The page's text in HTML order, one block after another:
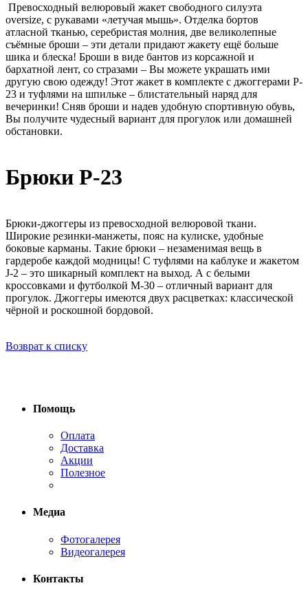
Превосходный велюровый жакет свободного силуэта
oversize, с рукавами «летучая мышь». Отделка бортов
атласной тканью, серебристая молния, две великолепные
съёмные броши – эти детали придают жакету ещё больше
шика и блеска! Броши в виде бантов из корсажной и
бархатной лент, со стразами – Вы можете украшать ими
другую свою одежду! Этот жакет в комплекте с джоггерами P-
23 и туфлями на шпильке – блистательный наряд для
вечеринки! Сняв броши и надев удобную спортивную обувь,
Вы получите чудесный вариант для прогулок или домашней
обстановки.
Брюки P-23
Брюки-джоггеры из превосходной велюровой ткани.
Широкие резинки-манжеты, пояс на кулиске, удобные
боковые карманы. Такие брюки – незаменимая вещь в
гардеробе каждой модницы! С туфлями на каблуке и жакетом
J-2 – это шикарный комплект на выход. А с белыми
кроссовками и футболкой М-30 – отличный вариант для
прогулок. Джоггеры имеются двух расцветках: классической
чёрной и роскошной бордовой.
Возврат к списку
Помощь
Оплата
Доставка
Акции
Полезное
Медиа
Фотогалерея
Видеогалерея
Контакты